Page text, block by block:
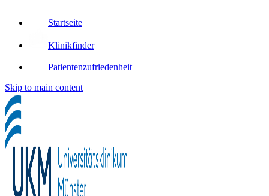
Startseite
Klinikfinder
Patientenzufriedenheit
Skip to main content